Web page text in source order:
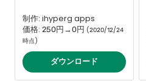
制作: ihyperg apps
価格: 250円→0円 (2020/12/24
時点)
ダウンロード